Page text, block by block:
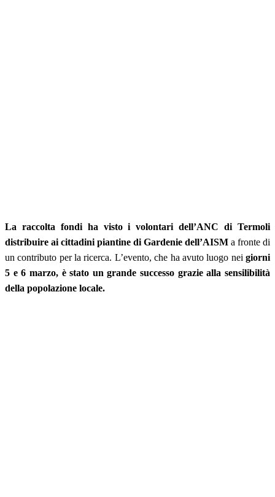
La raccolta fondi ha visto i volontari dell’ANC di Termoli
distribuire ai cittadini piantine di Gardenie dell’AISM a fronte di
un contributo per la ricerca. L’evento, che ha avuto luogo nei giorni
5 e 6 marzo, è stato un grande successo grazie alla sensilibilità
della popolazione locale.